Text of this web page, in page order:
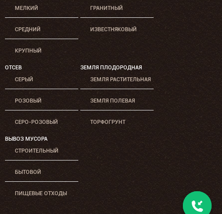
МЕЛКИЙ
СРЕДНИЙ
КРУПНЫЙ
ГРАНИТНЫЙ
ИЗВЕСТНЯКОВЫЙ
ОТСЕВ
СЕРЫЙ
РОЗОВЫЙ
СЕРО-РОЗОВЫЙ
ЗЕМЛЯ ПЛОДОРОДНАЯ
ЗЕМЛЯ РАСТИТЕЛЬНАЯ
ЗЕМЛЯ ПОЛЕВАЯ
ТОРФОГРУНТ
ВЫВОЗ МУСОРА
СТРОИТЕЛЬНЫЙ
БЫТОВОЙ
ПИЩЕВЫЕ ОТХОДЫ